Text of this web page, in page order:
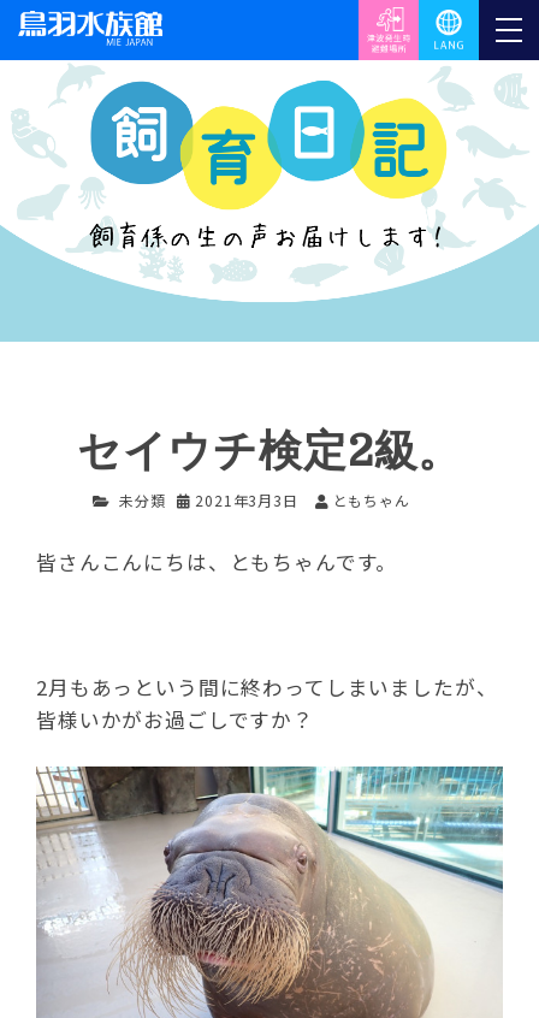
セイウチ検定2級。
未分類 2021年3月3日 ともちゃん
皆さんこんにちは、ともちゃんです。
2月もあっという間に終わってしまいましたが、
皆様いかがお過ごしですか？